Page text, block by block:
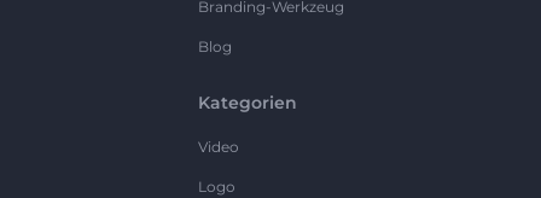
Branding-Werkzeug
Blog
Kategorien
Video
Logo